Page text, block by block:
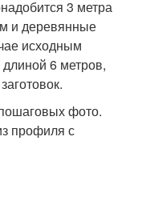
3 метра
и деревянные
исходным
6 метров,
фото.
профиля с